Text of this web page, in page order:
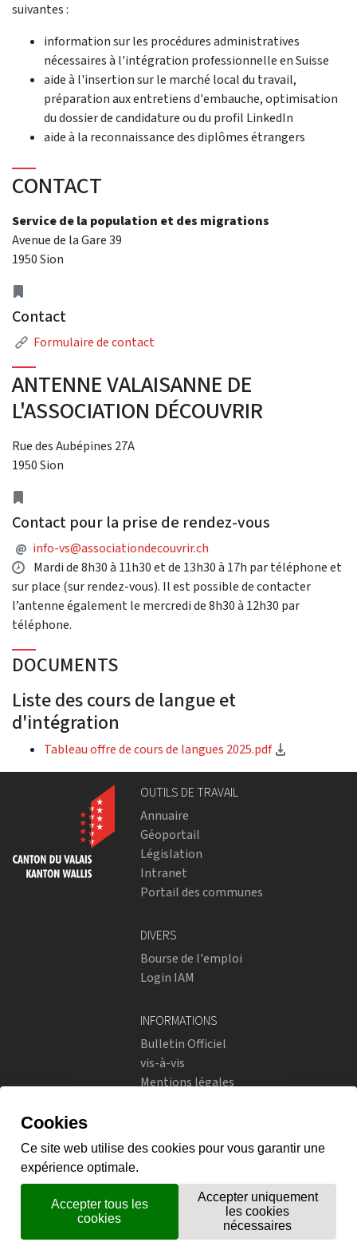
suivantes :
information sur les procédures administratives
nécessaires à l'intégration professionnelle en Suisse
aide à l'insertion sur le marché local du travail,
préparation aux entretiens d'embauche, optimisation
du dossier de candidature ou du profil LinkedIn
aide à la reconnaissance des diplômes étrangers
CONTACT
Service de la population et des migrations
Avenue de la Gare 39
1950 Sion
Contact
Link
Formulaire de contact
ANTENNE VALAISANNE DE
L'ASSOCIATION DÉCOUVRIR
Rue des Aubépines 27A
1950 Sion
Contact pour la prise de rendez-vous
@ Mail
info-vs@associationdecouvrir.ch
Opening hours
Mardi de 8h30 à 11h30 et de 13h30 à 17h par téléphone et
sur place (sur rendez-vous). Il est possible de contacter
l’antenne également le mercredi de 8h30 à 12h30 par
téléphone.
DOCUMENTS
Liste des cours de langue et
d'intégration
Tableau offre de cours de langues 2025.pdf
OUTILS DE TRAVAIL
Annuaire
Géoportail
Législation
Intranet
Portail des communes
DIVERS
Bourse de l'emploi
Login IAM
INFORMATIONS
Bulletin Officiel
vis-à-vis
Mentions légales
Instagram
flickr